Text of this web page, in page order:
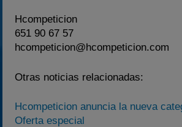
Hcompeticion
651 90 67 57
hcompeticion@hcompeticion.com
Otras noticias relacionadas:
Hcompeticion anuncia la nueva
Oferta especial